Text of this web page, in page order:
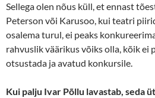
Sellega olen nõus küll, et ennast
Peterson või Karusoo, kui teatri
osalema turul, ei peaks
rahvuslik väärikus võiks olla, kõik ei
otsustada ja avatud konkursile.
Kui palju Ivar Põllu lavastab, seda